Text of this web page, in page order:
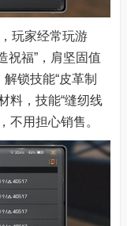
玩家经常玩游
祝福”，肩坚固值
锁技能“皮革制
料，技能“缝纫线
不用担心销售。